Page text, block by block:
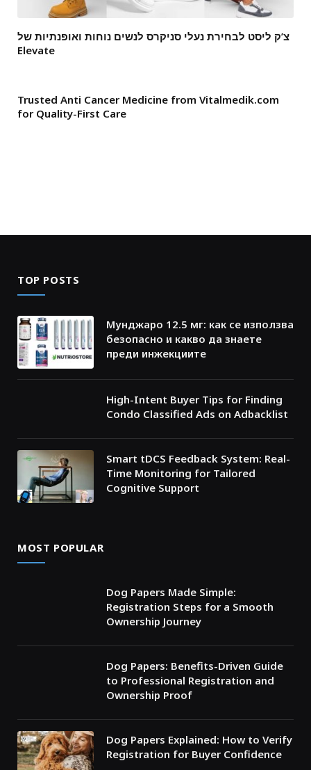
צ’ק ליסט לבחירת נעלי סניקרס לנשים נוחות ואופנתיות של
Elevate
Trusted Anti Cancer Medicine from Vitalmedik.com
for Quality-First Care
TOP POSTS
Мунджаро 12.5 мг: как се използва
безопасно и какво да знаете
преди инжекциите
High-Intent Buyer Tips for Finding
Condo Classified Ads on Adbacklist
Smart tDCS Feedback System: Real-
Time Monitoring for Tailored
Cognitive Support
MOST POPULAR
Dog Papers Made Simple:
Registration Steps for a Smooth
Ownership Journey
Dog Papers: Benefits-Driven Guide
to Professional Registration and
Ownership Proof
Dog Papers Explained: How to Verify
Registration for Buyer Confidence